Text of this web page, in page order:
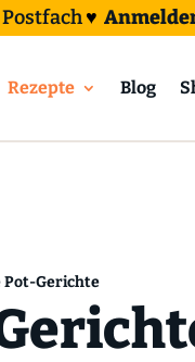
♥
Rezepte Blog
Pot-Gerichte